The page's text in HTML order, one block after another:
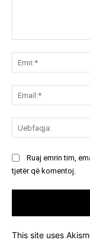
Ruaj emrin tim,
tjetër që komentoj.
This site uses